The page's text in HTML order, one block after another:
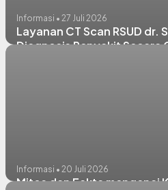
Informasi • 27 Juli 2026
Layanan CT Scan RSUD
Diagnosis Penyakit Secara
Informasi • 20 Juli 2026
Mitos dan Fakta mengenai